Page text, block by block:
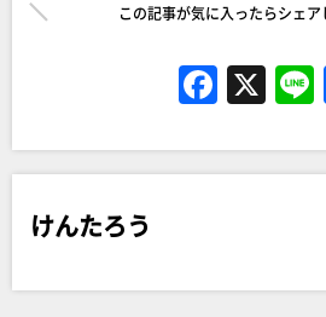
この記事が気に入ったらシェア
F
c
o
X
けんたろう